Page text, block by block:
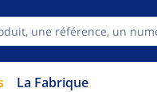
La Fabrique